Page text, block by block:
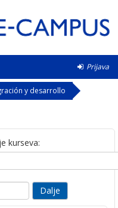
Prijava
y desarrollo
kurseva: